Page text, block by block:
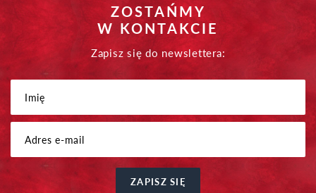
ZOSTAŃMY
W KONTAKCIE
Zapisz się do newslettera:
ZAPISZ SIĘ